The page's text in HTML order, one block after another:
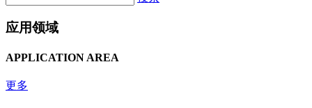
应用领域
APPLICATION AREA
更多